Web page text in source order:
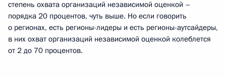
степень охвата организаций независимой оценкой –
порядка 20 процентов, чуть выше. Но если говорить
о регионах, есть регионы-лидеры и есть регионы-аутсайдеры,
в них охват организаций независимой оценкой колеблется
от 2 до 70 процентов.